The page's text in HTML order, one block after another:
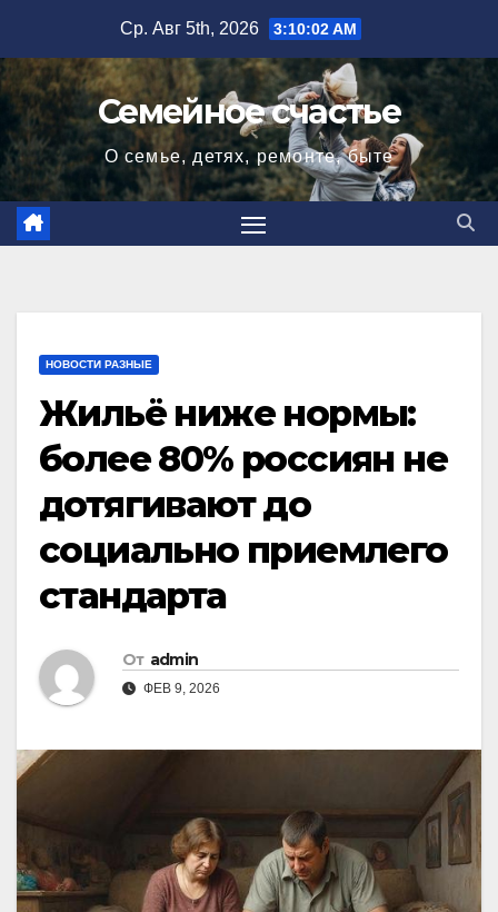
содержимому
Ср. Авг 5th, 2026 3:10:03 AM
Семейное счастье
О семье, детях, ремонте, быте
НОВОСТИ РАЗНЫЕ
Жильё ниже нормы:
более 80% россиян не
дотягивают до
социально приемлего
стандарта
От admin
ФЕВ 9, 2026